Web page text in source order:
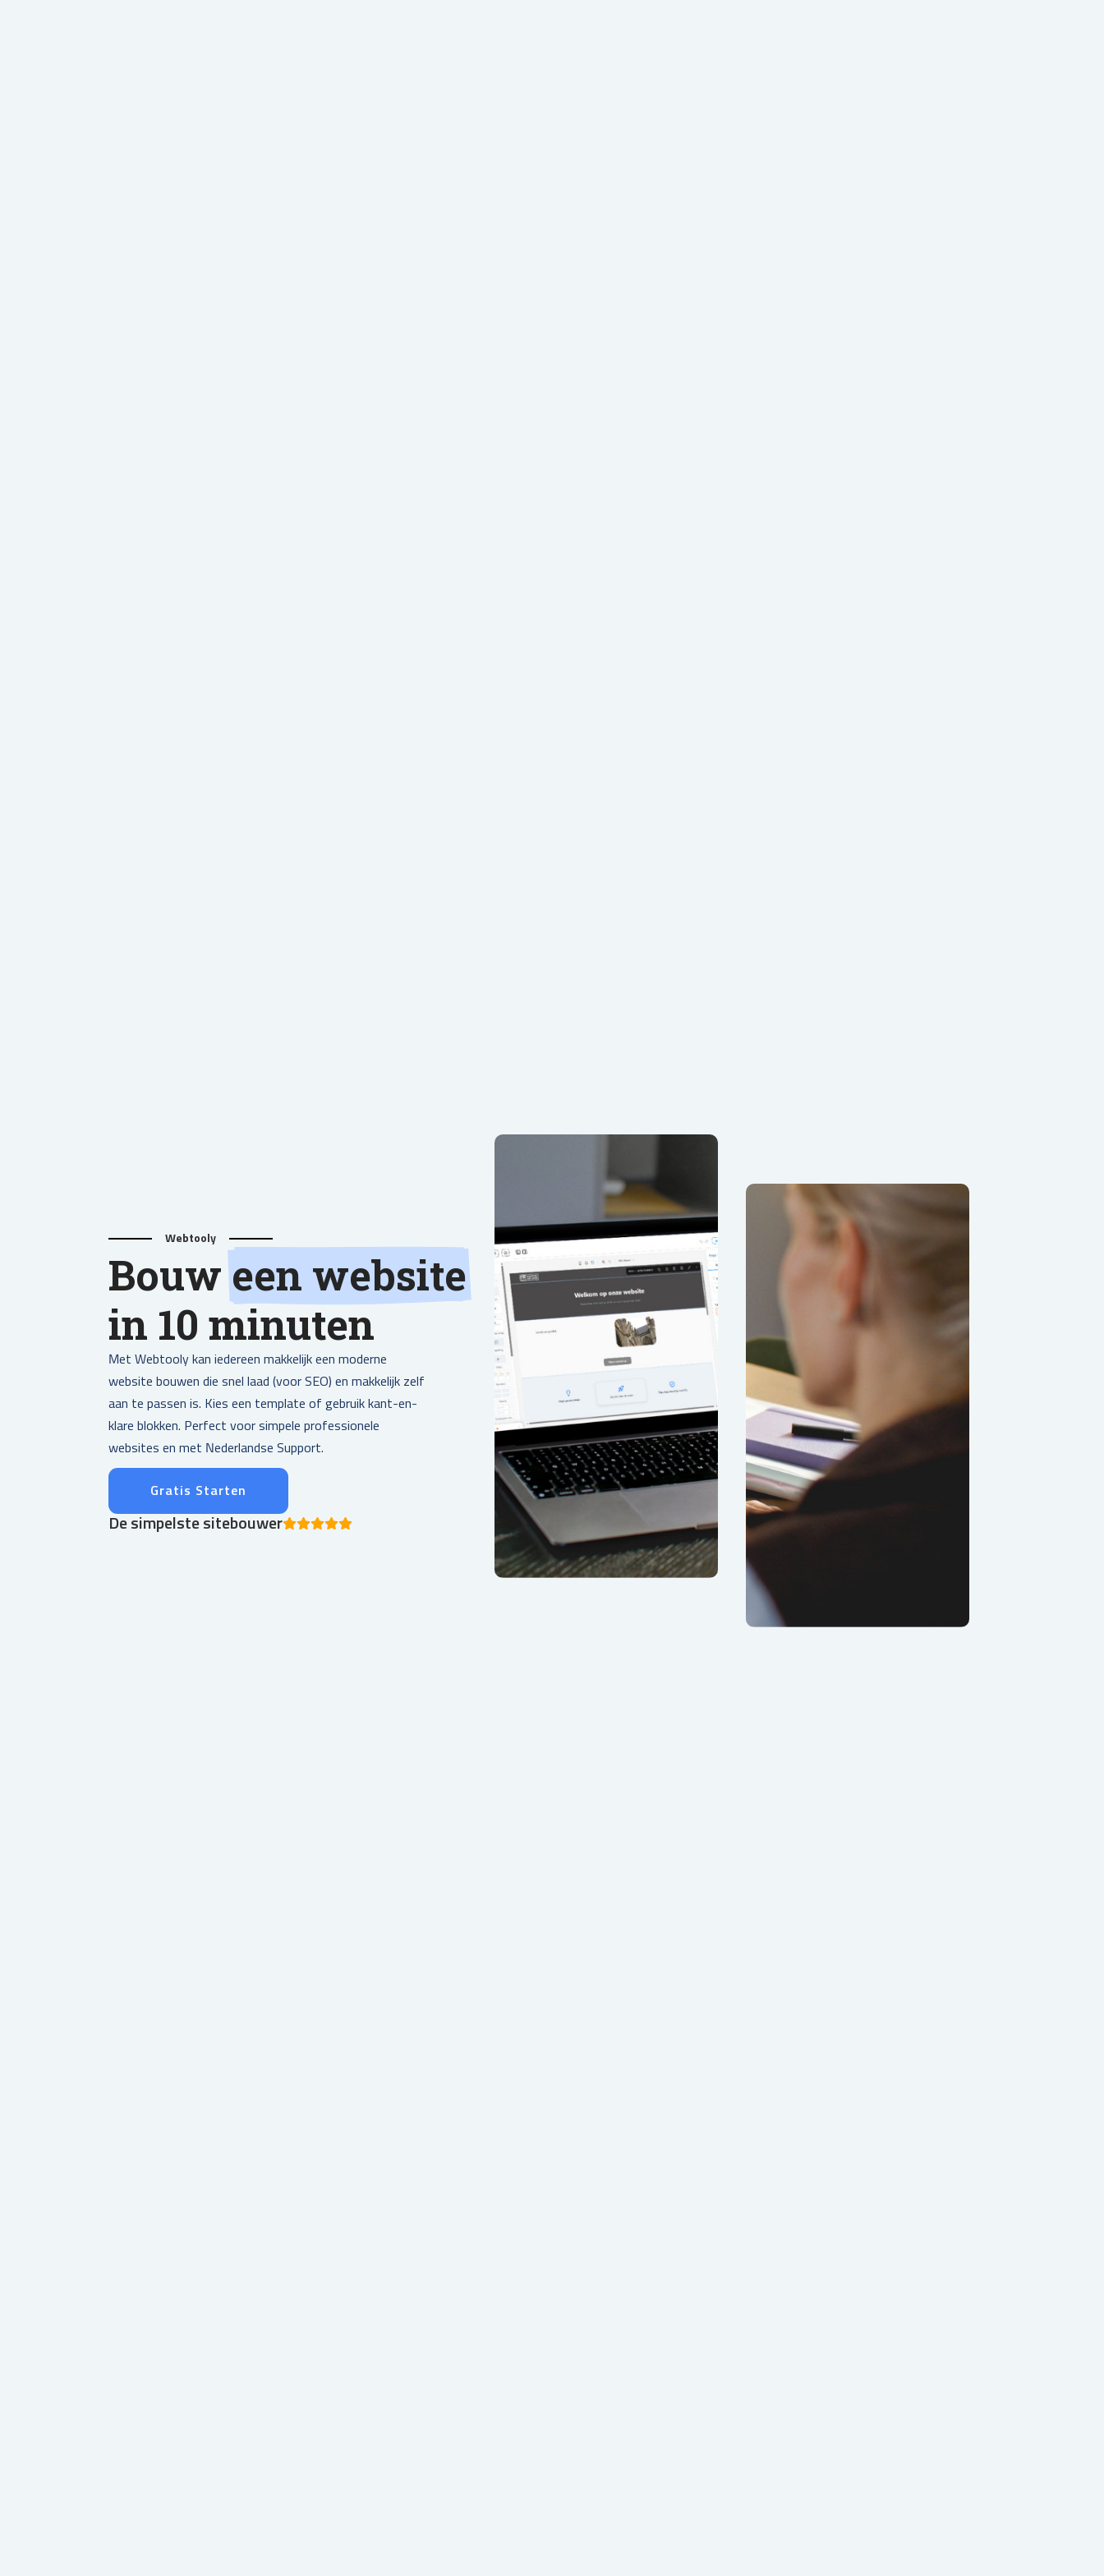
Webtooly
Bouw een website
in 10 minuten
Met Webtooly kan iedereen makkelijk een moderne
website bouwen die snel laad (voor SEO) en makkelijk zelf
aan te passen is. Kies een template of gebruik kant-en-
klare blokken. Perfect voor simpele professionele
websites en met Nederlandse Support.
Gratis Starten
De simpelste sitebouwer